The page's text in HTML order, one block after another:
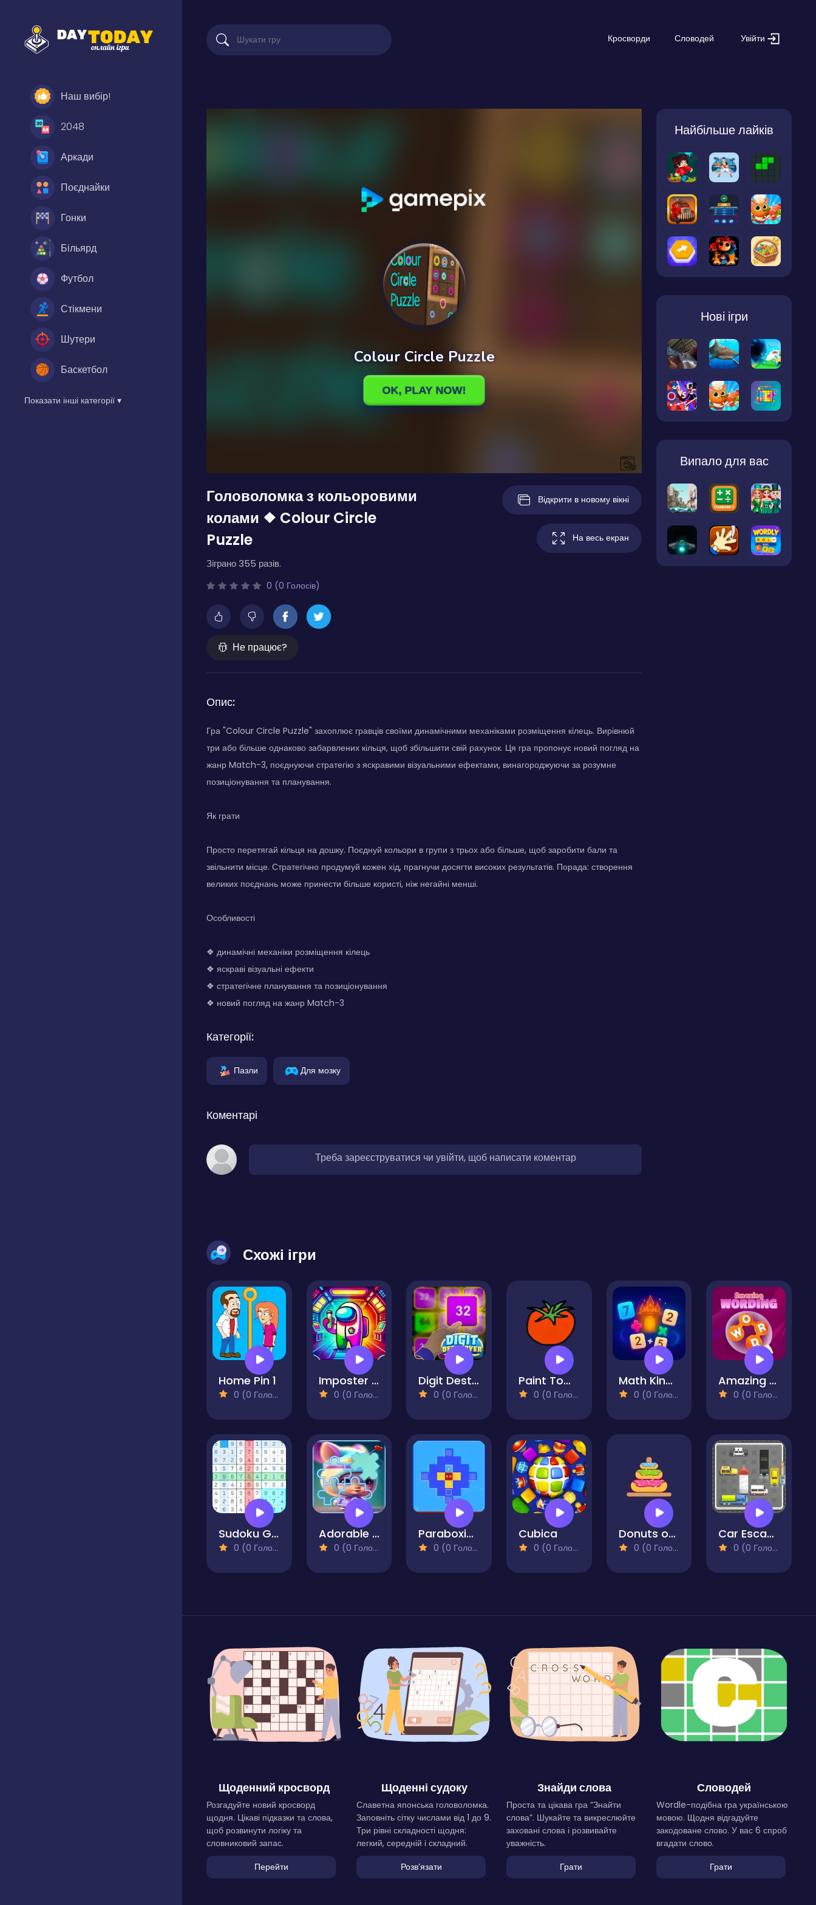
Наш вибір!
2048
Аркади
Поєднайки
Гонки
Більярд
Футбол
Стікмени
Шутери
Баскетбол
Показати інші категорії ▾
Кросворди Словодей Увійти
Головоломка з кольоровими
колами ❖ Colour Circle
Puzzle
Зіграно 355 разів.
0 (0 Голосів)
Не працює?
Відкрити в новому вікні
На весь екран
Опис:
Гра "Colour Circle Puzzle" захоплює гравців своїми динамічними механіками розміщення кілець. Вирівнюй
три або більше однаково забарвлених кільця, щоб збільшити свій рахунок. Ця гра пропонує новий погляд на
жанр Match-3, поєднуючи стратегію з яскравими візуальними ефектами, винагороджуючи за розумне
позиціонування та планування.
Як грати
Просто перетягай кільця на дошку. Поєднуй кольори в групи з трьох або більше, щоб заробити бали та
звільнити місце. Стратегічно продумуй кожен хід, прагнучи досягти високих результатів. Порада: створення
великих поєднань може принести більше користі, ніж негайні менші.
Особливості
❖ динамічні механіки розміщення кілець
❖ яскраві візуальні ефекти
❖ стратегічне планування та позиціонування
❖ новий погляд на жанр Match-3
Категорії:
Пазли Для мозку
Коментарі
Треба зареєструватися чи увійти, щоб написати коментар
Найбільше лайків
Нові ігри
Випало для вас
Схожі ігри
Home Pin 1
0 (0 Голосів)
Imposter Sorter
0 (0 Голосів)
Digit Destroyer
0 (0 Голосів)
Paint Tomato
0 (0 Голосів)
Math Kingdom Quest
0 (0 Голосів)
Amazing Wording
0 (0 Голосів)
Sudoku Guru - classic sudoku
0 (0 Голосів)
Adorable baby Stitch Sliding Picture Challenge
0 (0 Голосів)
Paraboxical
0 (0 Голосів)
Cubica
0 (0 Голосів)
Donuts of Hanoi
0 (0 Голосів)
Car Escape
0 (0 Голосів)
Щоденний кросворд
Розгадуйте новий кросворд
щодня. Цікаві підказки та слова,
щоб розвинути логіку та
словниковий запас.
Перейти
Щоденні судоку
Славетна японська головоломка.
Заповніть сітку числами від 1 до 9.
Три рівні складності щодня:
легкий, середній і складний.
Розвʼязати
Знайди слова
Проста та цікава гра “Знайти
слова”. Шукайте та викреслюйте
заховані слова і розвивайте
уважність.
Грати
Словодей
Wordle-подібна гра українською
мовою. Щодня відгадуйте
закодоване слово. У вас 6 спроб
вгадати слово.
Грати